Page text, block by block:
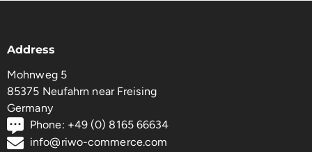
Address
Mohnweg 5
85375 Neufahrn near Freising
Germany
Phone: +49 (0) 8165 66634
info@riwo-commerce.com